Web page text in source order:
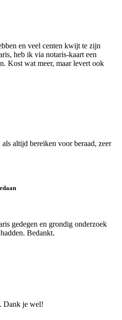
en veel centen kwijt te zijn
heb ik via notaris-kaart een
Kost wat meer, maar levert ook
altijd bereiken voor beraad, zeer
gedegen en grondig onderzoek
Bedankt.
Dank je wel!